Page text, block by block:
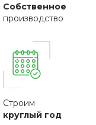
Собственное
производство
Строим
круглый год